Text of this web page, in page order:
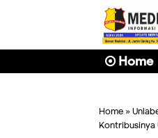
Home
Home »
Kontribusinya